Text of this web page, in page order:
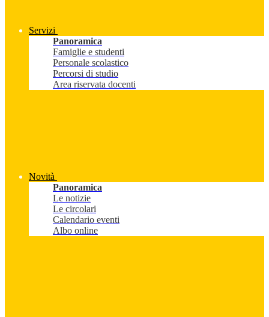
Servizi
Panoramica
Famiglie e studenti
Personale scolastico
Percorsi di studio
Area riservata docenti
Novità
Panoramica
Le notizie
Le circolari
Calendario eventi
Albo online